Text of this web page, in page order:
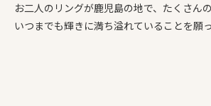
お二人のリングが鹿児島の地で、たくさんの
いつまでも輝きに満ち溢れていることを願っ